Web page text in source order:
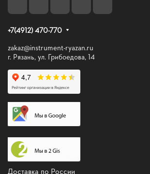
+7(4912) 470-770
zakaz@instrument-ryazan.ru
г. Рязань, ул. Грибоедова, 14
Доставка по России